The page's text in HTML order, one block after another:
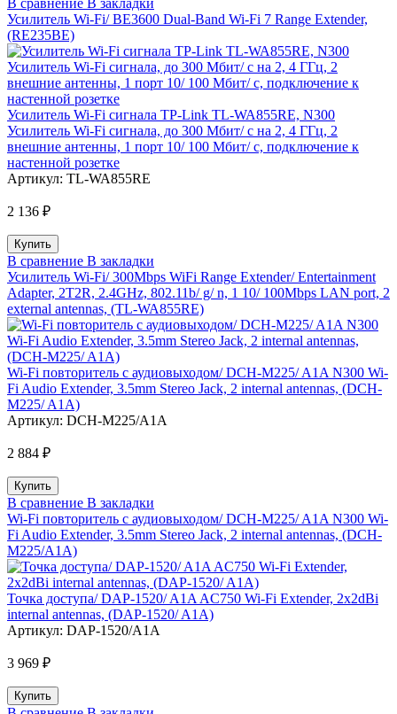
Усилитель Wi-Fi/ BE3600 Dual-Band Wi-Fi 7 Range Extender,
(RE235BE)
Усилитель Wi-Fi сигнала TP-Link TL-WA855RE, N300
Усилитель Wi-Fi сигнала, до 300 Мбит/ с на 2, 4 ГГц, 2
внешние антенны, 1 порт 10/ 100 Мбит/ с, подключение к
настенной розетке
Артикул: TL-WA855RE
2 136 ₽
В сравнение В закладки
Усилитель Wi-Fi/ 300Mbps WiFi Range Extender/ Entertainment
Adapter, 2T2R, 2.4GHz, 802.11b/ g/ n, 1 10/ 100Mbps LAN port, 2
external antennas, (TL-WA855RE)
Wi-Fi повторитель с аудиовыходом/ DCH-M225/ A1A N300 Wi-
Fi Audio Extender, 3.5mm Stereo Jack, 2 internal antennas, (DCH-
M225/ A1A)
Артикул: DCH-M225/A1A
2 884 ₽
В сравнение В закладки
Wi-Fi повторитель с аудиовыходом/ DCH-M225/ A1A N300 Wi-
Fi Audio Extender, 3.5mm Stereo Jack, 2 internal antennas, (DCH-
M225/A1A)
Точка доступа/ DAP-1520/ A1A AC750 Wi-Fi Extender, 2x2dBi
internal antennas, (DAP-1520/ A1A)
Артикул: DAP-1520/A1A
3 969 ₽